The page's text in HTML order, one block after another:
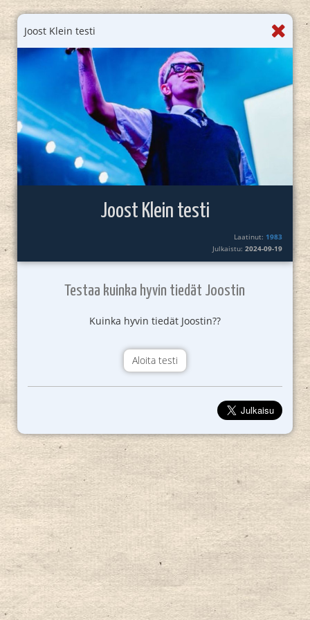
Joost Klein testi
Joost Klein testi
Laatinut: 1983
Julkaistu:2024-09-19
Testaa kuinka hyvin tiedät Joostin
Kuinka hyvin tiedät Joostin??
Aloita testi